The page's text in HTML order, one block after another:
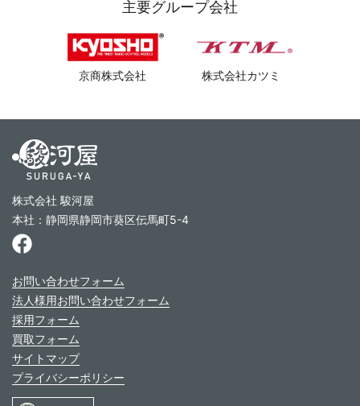
主要グループ会社
京商株式会社 株式会社カツミ
株式会社 駿河屋
本社：静岡県静岡市葵区伝馬町5-4
お問い合わせフォーム
法人様用お問い合わせフォーム
採用フォーム
買取フォーム
サイトマップ
プライバシーポリシー